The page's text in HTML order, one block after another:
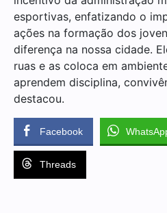
esportivas, enfatizando o
ações na formação dos
diferença na nossa cidade.
ruas e as coloca em
aprendem disciplina,
destacou.
Facebook
Threads